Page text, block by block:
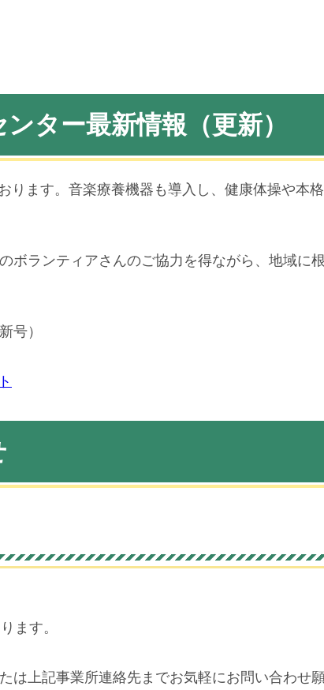
ター最新情報（更新）
ります。音楽療養機器も導入し、健康体操や本
ボランティアさんのご協力を得ながら、地域に
号）
ます。
は上記事業所連絡先までお気軽にお問い合わせ